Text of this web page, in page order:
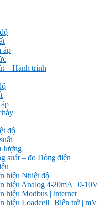
áp
– Hành trình
độ
lượng
suất – đo Dòng điện
hiệu Nhiệt độ
hiệu Analog 4-20mA | 0-10V
hiệu Modbus | Internet
hiệu Loadcell | Biến trở | mV